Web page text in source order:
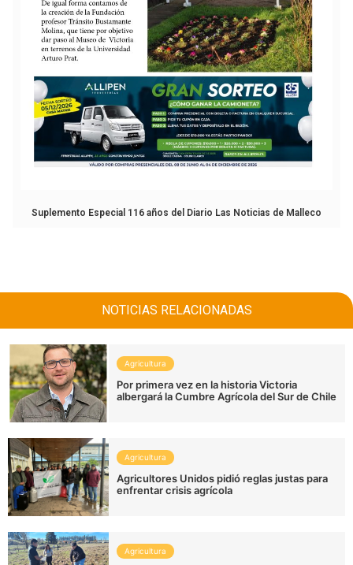
Suplemento Especial 116 años del Diario Las Noticias de Malleco
NOTICIAS RELACIONADAS
Agricultura
Por primera vez en la historia Victoria
albergará la Cumbre Agrícola del Sur de Chile
Agricultura
Agricultores Unidos pidió reglas justas para
enfrentar crisis agrícola
Agricultura